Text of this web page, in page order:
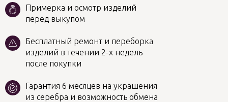
Бесплатный ремонт и переборка
изделий в течении 2-х недель
после покупки
Примерка и осмотр изделий
перед выкупом
Гарантия 6 месяцев на украшения
из серебра и возможность обмена